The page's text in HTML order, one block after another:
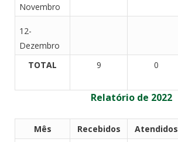
Novembro
12-
Dezembro
TOTAL
9 0
Relatório de 2022
Mês Recebidos Atendidos